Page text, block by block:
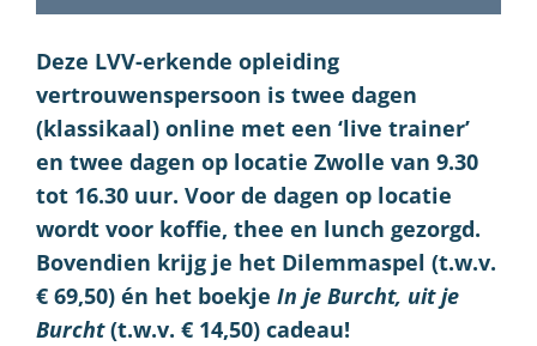
Deze LVV-erkende opleiding
vertrouwenspersoon is twee dagen
(klassikaal) online met een ‘live trainer’
en twee dagen op locatie Zwolle van 9.30
tot 16.30 uur. Voor de dagen op locatie
wordt voor koffie, thee en lunch gezorgd.
Bovendien krijg je het Dilemmaspel (t.w.v.
€ 69,50) én het boekje In je Burcht, uit je
Burcht(t.w.v. € 14,50) cadeau!